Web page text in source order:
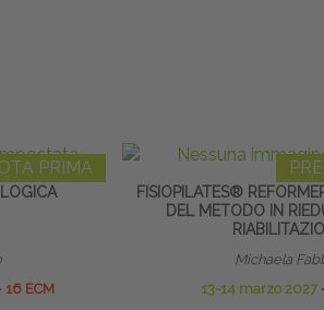
PRIMA
∙ 16 ECM
FISIOPILATES®
DEL METODO IN
Michaela
13-14 marzo 2027 ∙